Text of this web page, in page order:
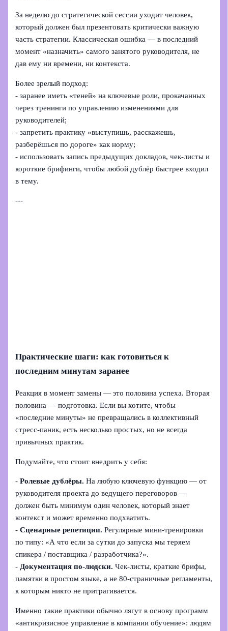
За неделю до стратегической сессии уходит человек,
который должен был презентовать критически важную
часть стратегии. Классическая ошибка — в последний
момент «назначить» самого занятого руководителя, не
дав ему ни времени, ни контекста.
Более зрелый подход:
- заранее иметь «теней» на ключевые роли, прокачанных
через тренинги по управлению изменениями для
руководителей;
- запретить практику «выступишь, расскажешь,
разберёшься по дороге» как норму;
- использовать запись предыдущих докладов, чек-листы и
короткие брифинги, чтобы любой дублёр быстрее входил
в тему.
---
Практические шаги: как готовиться к
последним минутам заранее
Реакция в момент замены — это половина успеха. Вторая
половина — подготовка. Если вы хотите, чтобы
«последние минуты» не превращались в коллективный
стресс‑паник, есть несколько простых, но не всегда
привычных практик.
Подумайте, что стоит внедрить у себя:
-Ролевые дублёры. На любую ключевую функцию — от
руководителя проекта до ведущего переговоров —
должен быть минимум один человек, который знает
контекст и может временно подхватить.
-Сценарные репетиции. Регулярные мини‑тренировки
по типу: «А что если за сутки до запуска мы теряем
спикера / поставщика / разработчика?».
- Документация по‑людски. Чек‑листы, краткие брифы,
памятки в простом языке, а не 80‑страничные регламенты,
к которым никто не притрагивается.
Именно такие практики обычно лягут в основу программ
«антикризисное управление в компании обучение»: людям